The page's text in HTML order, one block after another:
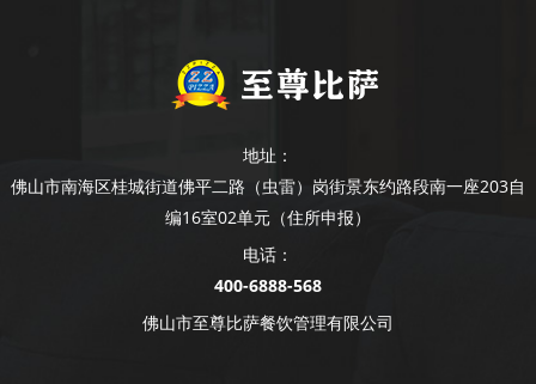
地址：
佛山市南海区桂城街道佛平二路（虫雷）岗街景东约路段南一座203自
编16室02单元（住所申报）
电话：
400-6888-568
佛山市至尊比萨餐饮管理有限公司